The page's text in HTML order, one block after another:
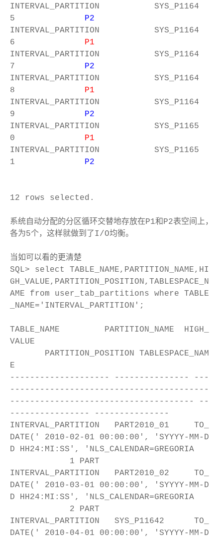
INTERVAL_PARTITION SYS_P1164
5 P2
INTERVAL_PARTITION SYS_P1164
6 P1
INTERVAL_PARTITION SYS_P1164
7 P2
INTERVAL_PARTITION SYS_P1164
8 P1
INTERVAL_PARTITION SYS_P1164
9 P2
INTERVAL_PARTITION SYS_P1165
0 P1
INTERVAL_PARTITION SYS_P1165
1 P2
12 rows selected.
系统自动分配的分区循环交替地存放在P1和P2表空间上，
各为5个，这样就做到了I/O均衡。
当如可以看的更清楚
SQL> select TABLE_NAME,PARTITION_NAME,HI
GH_VALUE,PARTITION_POSITION,TABLESPACE_N
AME from user_tab_partitions where TABLE
_NAME='INTERVAL_PARTITION';
TABLE_NAME PARTITION_NAME HIGH_
VALUE
PARTITION_POSITION TABLESPACE_NAM
E
-------------------- --------------- ---
----------------------------------------
------------------------------------- --
---------------- ---------------
INTERVAL_PARTITION PART2010_01 TO_
DATE(' 2010-02-01 00:00:00', 'SYYYY-MM-D
D HH24:MI:SS', 'NLS_CALENDAR=GREGORIA
1 PART
INTERVAL_PARTITION PART2010_02 TO_
DATE(' 2010-03-01 00:00:00', 'SYYYY-MM-D
D HH24:MI:SS', 'NLS_CALENDAR=GREGORIA
2 PART
INTERVAL_PARTITION SYS_P11642 TO_
DATE(' 2010-04-01 00:00:00', 'SYYYY-MM-D